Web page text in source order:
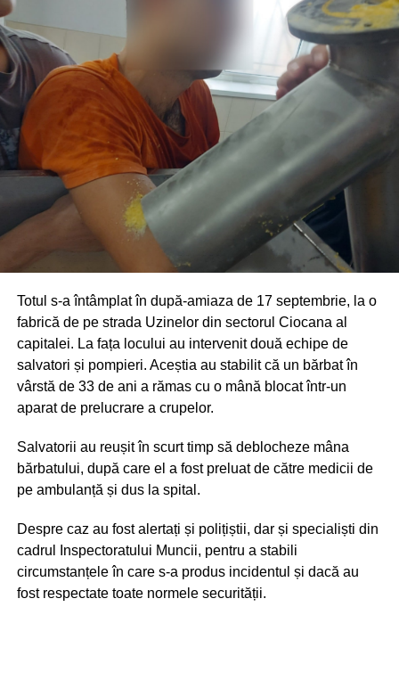
Totul s-a întâmplat în după-amiaza de 17 septembrie, la o
fabrică de pe strada Uzinelor din sectorul Ciocana al
capitalei. La fața locului au intervenit două echipe de
salvatori și pompieri. Aceștia au stabilit că un bărbat în
vârstă de 33 de ani a rămas cu o mână blocat într-un
aparat de prelucrare a crupelor.
Salvatorii au reușit în scurt timp să deblocheze mâna
bărbatului, după care el a fost preluat de către medicii de
pe ambulanță și dus la spital.
Despre caz au fost alertați și polițiștii, dar și specialiști din
cadrul Inspectoratului Muncii, pentru a stabili
circumstanțele în care s-a produs incidentul și dacă au
fost respectate toate normele securității.